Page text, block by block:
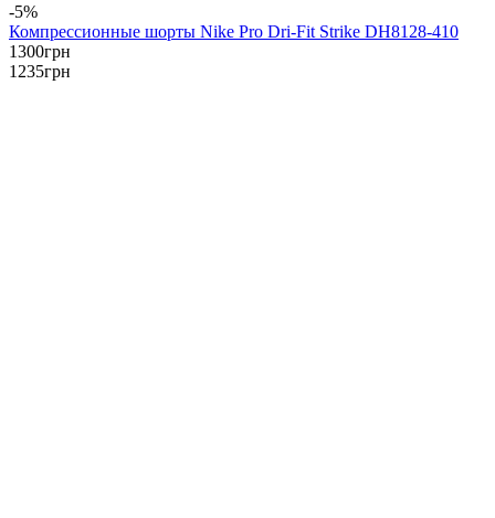
-5%
Компрессионные шорты Nike Pro Dri-Fit Strike DH8128-410
1300грн
1235грн